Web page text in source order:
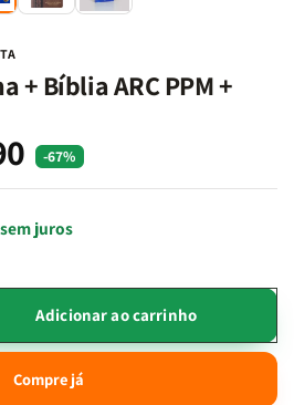
+ Bíblia ARC PPM +
-67%
sem juros
Adicionar ao carrinho
Compre já